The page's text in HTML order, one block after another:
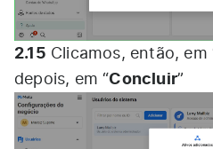
2.15 Clicamos, então, em
depois, em “Concluir”